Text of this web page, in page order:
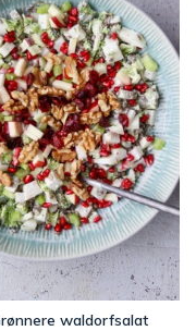
waldorfsalat